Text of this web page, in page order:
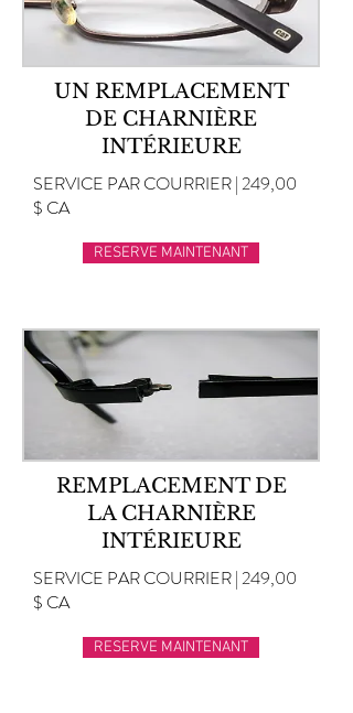
UN REMPLACEMENT
DE CHARNIÈRE
INTÉRIEURE
SERVICE PAR COURRIER | 249,00
$ CA
RESERVE MAINTENANT
REMPLACEMENT DE
LA CHARNIÈRE
INTÉRIEURE
SERVICE PAR COURRIER | 249,00
$ CA
RESERVE MAINTENANT